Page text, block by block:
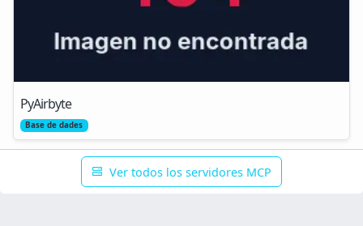
PyAirbyte
Base de dades
Ver todos los servidores MCP